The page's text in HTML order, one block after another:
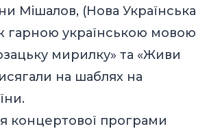
Мішалов, (Нова Українська
гарною українською мовою
мирилку» та «Живи
на шаблях на
концертової програми